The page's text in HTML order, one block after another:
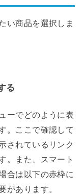
い商品を選択しま
る
ーでどのように表
。ここで確認して
されているリンク
。また、スマート
合は以下の赤枠に
があります。